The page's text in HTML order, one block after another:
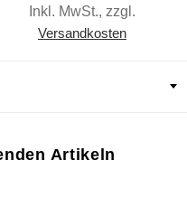
Inkl. MwSt., zzgl.
Versandkosten
Artikeln